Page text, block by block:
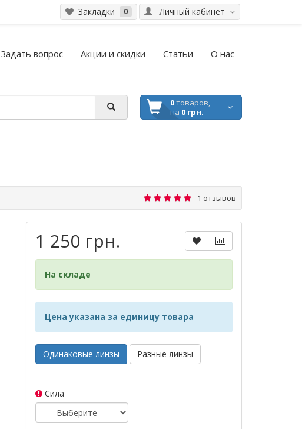
Личный кабинет
Закладки 0
Задать вопрос Акции и скидки Статьи О нас
0товаров,
на 0 грн.
1 отзывов
1 250 грн.
На складе
Цена указана за единицу товара
Одинаковые линзы Разные линзы
Сила